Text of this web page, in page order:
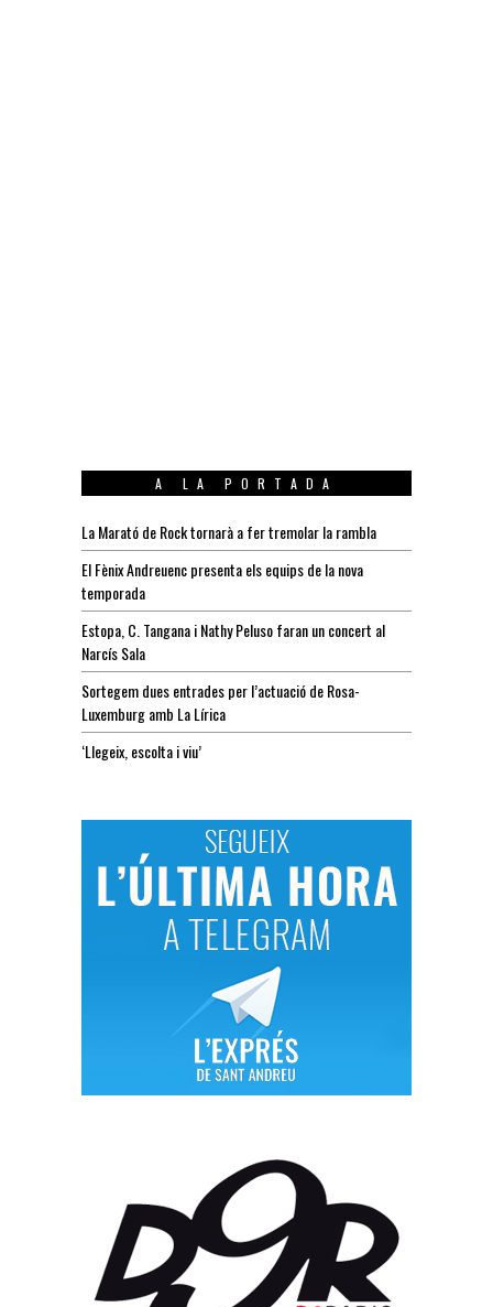
A LA PORTADA
La Marató de Rock tornarà a fer tremolar la rambla
El Fènix Andreuenc presenta els equips de la nova
temporada
Estopa, C. Tangana i Nathy Peluso faran un concert al
Narcís Sala
Sortegem dues entrades per l’actuació de Rosa-
Luxemburg amb La Lírica
‘Llegeix, escolta i viu’